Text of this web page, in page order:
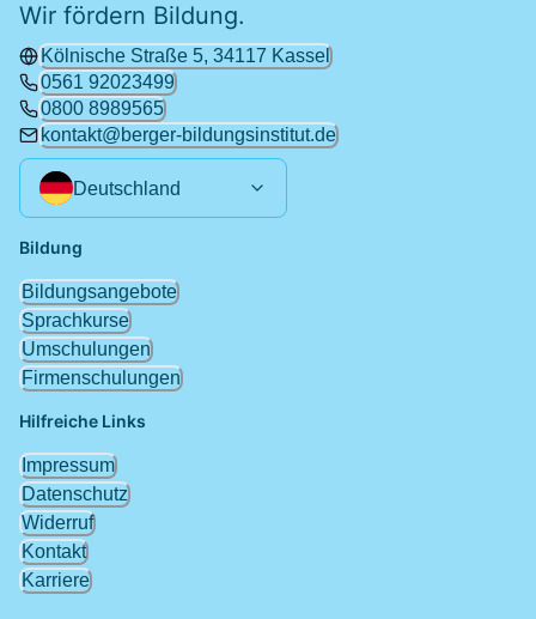
Wir fördern Bildung.
Kölnische Straße 5, 34117 Kassel
0561 92023499
0800 8989565
kontakt@berger-bildungsinstitut.de
Deutschland
Hilfreiche Links
Impressum
Datenschutz
Widerruf
Kontakt
Karriere
Bildung
Bildungsangebote
Sprachkurse
Umschulungen
Firmenschulungen